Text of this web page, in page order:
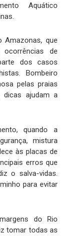
Aquático
Amazonas, que
de
dos casos
Bombeiro
pelas praias
dicas ajudam a
quando a
mistura
às placas de
erros que
o salva-vidas.
para evitar
do Rio
tomar todas as